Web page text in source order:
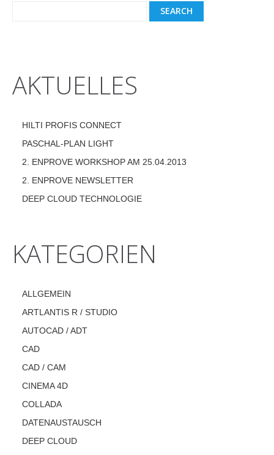
AKTUELLES
HILTI PROFIS CONNECT
PASCHAL-PLAN LIGHT
2. ENPROVE WORKSHOP AM 25.04.2013
2. ENPROVE NEWSLETTER
DEEP CLOUD TECHNOLOGIE
KATEGORIEN
ALLGEMEIN
ARTLANTIS R / STUDIO
AUTOCAD / ADT
CAD
CAD / CAM
CINEMA 4D
COLLADA
DATENAUSTAUSCH
DEEP CLOUD